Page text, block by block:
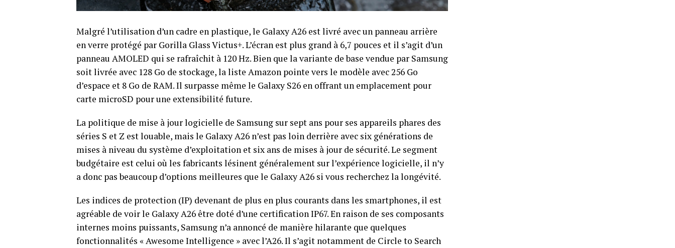
Malgré l’utilisation d’un cadre en plastique, le Galaxy A26 est livré avec un panneau arrière
en verre protégé par Gorilla Glass Victus+. L’écran est plus grand à 6,7 pouces et il s’agit d’un
panneau AMOLED qui se rafraîchit à 120 Hz. Bien que la variante de base vendue par Samsung
soit livrée avec 128 Go de stockage, la liste Amazon pointe vers le modèle avec 256 Go
d’espace et 8 Go de RAM. Il surpasse même le Galaxy S26 en offrant un emplacement pour
carte microSD pour une extensibilité future.
La politique de mise à jour logicielle de Samsung sur sept ans pour ses appareils phares des
séries S et Z est louable, mais le Galaxy A26 n’est pas loin derrière avec six générations de
mises à niveau du système d’exploitation et six ans de mises à jour de sécurité. Le segment
budgétaire est celui où les fabricants lésinent généralement sur l’expérience logicielle, il n’y
a donc pas beaucoup d’options meilleures que le Galaxy A26 si vous recherchez la longévité.
Les indices de protection (IP) devenant de plus en plus courants dans les smartphones, il est
agréable de voir le Galaxy A26 être doté d’une certification IP67. En raison de ses composants
internes moins puissants, Samsung n’a annoncé de manière hilarante que quelques
fonctionnalités « Awesome Intelligence » avec l’A26. Il s’agit notamment de Circle to Search